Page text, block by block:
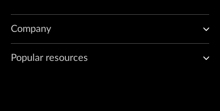
Company
Popular resources